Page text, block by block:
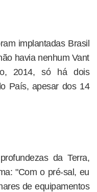
implantadas Brasil
havia nenhum Vant
2014, só há dois
País, apesar dos 14
da Terra,
"Com o pré-sal, eu
de equipamentos